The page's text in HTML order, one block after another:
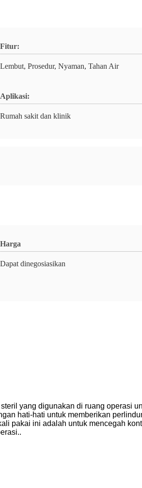
Fitur:
Lembut, Prosedur, Nyaman, Tahan Air
Aplikasi:
Rumah sakit dan klinik
Harga
Dapat dinegosiasikan
yang digunakan di ruang operasi
hati-hati untuk memberikan
pakai ini adalah untuk mencegah